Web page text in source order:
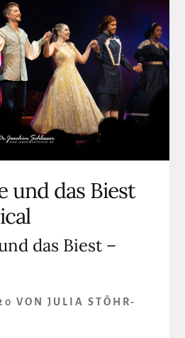
und das Biest
das Biest –
VON JULIA STÖHR-